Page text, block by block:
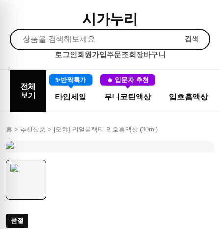
시가누리
검색
로그인회원가입주문조회장바구니
전체
보기
✨반짝특가
타임세일
🔥 입문자 추천
무니코틴액상 입호흡액상
홈 > 추천상품 > [오챠] 리얼블랙티 입호흡액상 (30ml)
품절